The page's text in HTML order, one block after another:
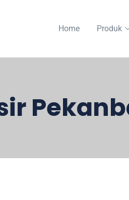
Home Produk